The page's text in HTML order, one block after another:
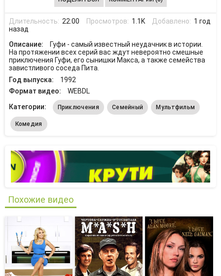
Длительность: 22:00 Просмотров: 1.1K Добавлено: 1 год
назад
Описание:
Гуфи - самый известный неудачник в истории.
На протяжении всех серий вас ждут невероятно смешные
приключения Гуфи, его сынишки Макса, а также семейства
завистливого соседа Пита.
Год выпуска:
1992
Формат видео:
WEBDL
Категории:
Приключения Семейный Мультфильм
Комедия
Похожие видео